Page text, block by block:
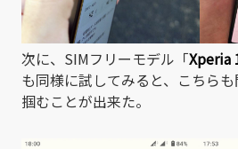
次に、SIMフリーモデル「Xperia
も同様に試してみると、こちら
掴むことが出来た。